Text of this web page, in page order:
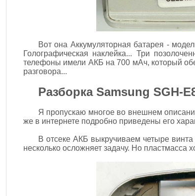
Вот она Аккумуляторная батарея -
Голографическая наклейка... Три
телефоны имели АКБ на 700 мАч, который
разговора...
Разборка Samsung SGH-
Я пропускаю многое во внешнем
же в интернете подробно приведены его
В отсеке АКБ выкручиваем четыре
несколько осложняет задачу. Но пластмасса